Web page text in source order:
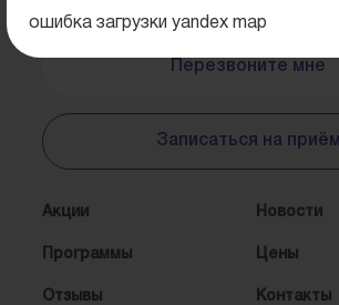
ошибка загрузки yandex map
Акции
Программы
Отзывы
Новости
Цены
Контакты
Перезвоните мне
Записаться на приём